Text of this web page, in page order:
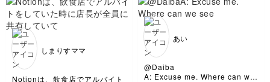
という他動詞にもなりま
walk my dogの形で覚え
べき40回目が台風の日😆という
のも思い出になりましたね。
毎回毎回、楽しくて学びある
TOPICSなので、英語が話せな
くても、興味深いです。コツコ
ツ参加して、少しでも英語が身
に考えています😁
ほとんどなく、夕方には太陽が
顔を出していました。
いつもは風が強い地域なのに全
くと言っていいほど風が吹か
ず、静かに雨が降っていたので
「あれ？台風は？」と思った日
でした。
とが結構ありますよね。
気象庁としては国民を守
るためには注意喚起はし
るゆみさんとライブ配信
すよというやり取りをし
🧑🏻You are welcome.Have a
nice day. Bye!
2W前の宿題で申し訳ありません
が、チェックをお願いします。
LIVE streaming での会話とは
違いますが、京都のとある駅で
若くポニーテール女子（アメリ
性、見知らぬ土地での不
安な状況が解消され、ラ
に感謝していたでしょう
ね。 英語に関してもそ
ね👍ひとつだけーI tried
しまりすママ
Notionは、飲食店でアルバイト
あい
@Daiba
A: Excuse me. Where can we